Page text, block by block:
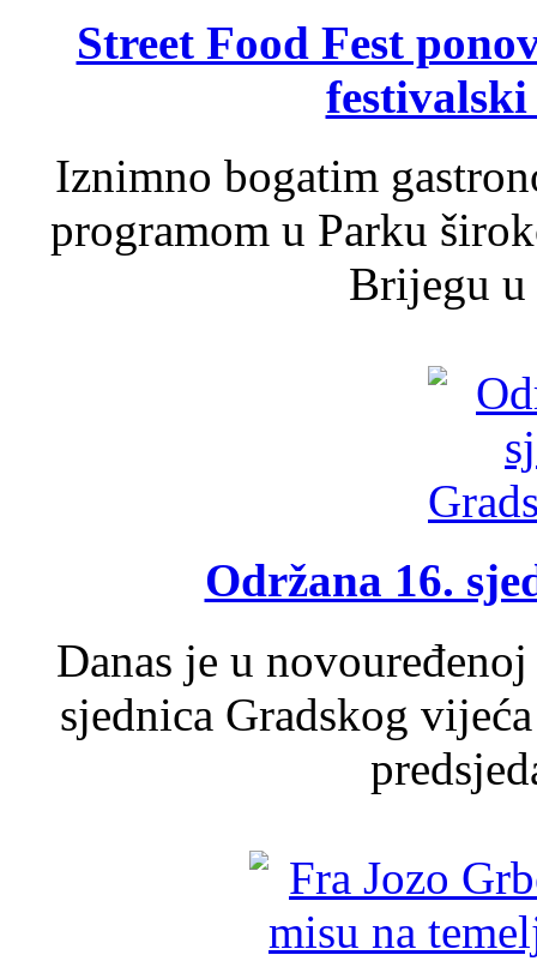
Street Food Fest
Iznimno bogatim
programom u Parku
Brijegu u
Održana 16.
Danas je u
sjednica Gradskog